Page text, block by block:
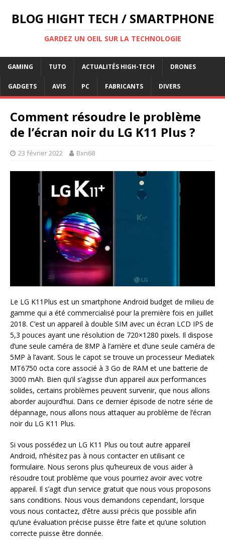
BLOG HIGHT TECH / SMARTPHONE
GARDEZ UN OEIL SUR LA TECHNOLOGIE
GAMING TUTO ACTUALITÉS HIGH-TECH DRONES
GADGETS AVIS PC FABRICANTS DIVERS
Comment résoudre le problème
de l’écran noir du LG K11 Plus ?
23 février 2022 Bxn68
Le LG K11Plus est un smartphone Android budget de milieu de
gamme qui a été commercialisé pour la première fois en juillet
2018. C’est un appareil à double SIM avec un écran LCD IPS de
5,3 pouces ayant une résolution de 720×1280 pixels. Il dispose
d’une seule caméra de 8MP à l’arrière et d’une seule caméra de
5MP à l’avant. Sous le capot se trouve un processeur Mediatek
MT6750 octa core associé à 3 Go de RAM et une batterie de
3000 mAh. Bien qu’il s’agisse d’un appareil aux performances
solides, certains problèmes peuvent survenir, que nous allons
aborder aujourd’hui. Dans ce dernier épisode de notre série de
dépannage, nous allons nous attaquer au problème de l’écran
noir du LG K11 Plus.
Si vous possédez un LG K11 Plus ou tout autre appareil
Android, n’hésitez pas à nous contacter en utilisant ce
formulaire. Nous serons plus qu’heureux de vous aider à
résoudre tout problème que vous pourriez avoir avec votre
appareil. Il s’agit d’un service gratuit que nous vous proposons
sans conditions. Nous vous demandons cependant, lorsque
vous nous contactez, d’être aussi précis que possible afin
qu’une évaluation précise puisse être faite et qu’une solution
correcte puisse être donnée.